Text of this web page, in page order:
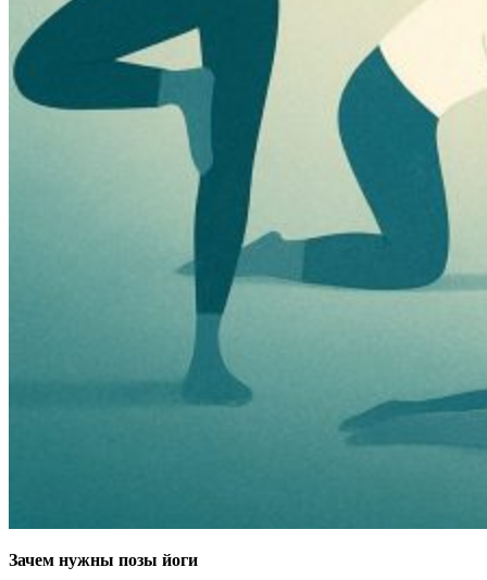
Зачем нужны позы йоги